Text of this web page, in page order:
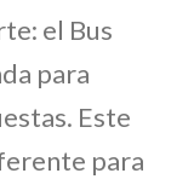
el Bus
para
Este
para